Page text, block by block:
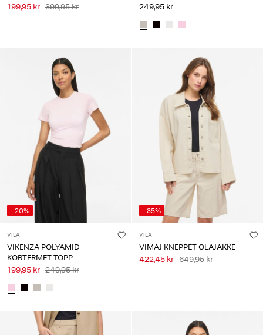
199,95 kr 399,95 kr
249,95 kr
-20%
VILA
VIKENZA POLYAMID
KORTERMET TOPP
199,95 kr 249,95 kr
-35%
VILA
VIMAJ KNEPPET OLAJAKKE
422,45 kr 649,95 kr